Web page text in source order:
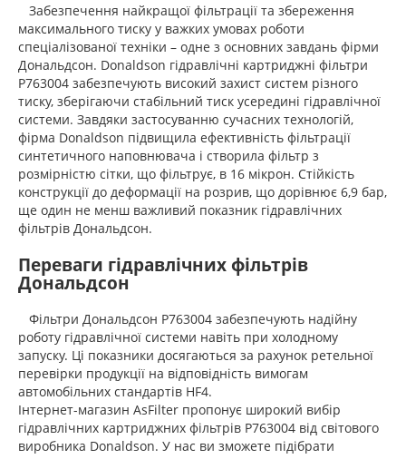
Забезпечення найкращої фільтрації та збереження
максимального тиску у важких умовах роботи
спеціалізованої техніки – одне з основних завдань фірми
Дональдсон. Donaldson гідравлічні картриджні фільтри
P763004 забезпечують високий захист систем різного
тиску, зберігаючи стабільний тиск усередині гідравлічної
системи. Завдяки застосуванню сучасних технологій,
фірма Donaldson підвищила ефективність фільтрації
синтетичного наповнювача і створила фільтр з
розмірністю сітки, що фільтрує, в 16 мікрон. Стійкість
конструкції до деформації на розрив, що дорівнює 6,9 бар,
ще один не менш важливий показник гідравлічних
фільтрів Дональдсон.
Переваги гідравлічних фільтрів
Дональдсон
Фільтри Дональдсон P763004 забезпечують надійну
роботу гідравлічної системи навіть при холодному
запуску. Ці показники досягаються за рахунок ретельної
перевірки продукції на відповідність вимогам
автомобільних стандартів HF4.
Інтернет-магазин AsFilter пропонує широкий вибір
гідравлічних картриджних фільтрів P763004 від світового
виробника Donaldson. У нас ви зможете підібрати